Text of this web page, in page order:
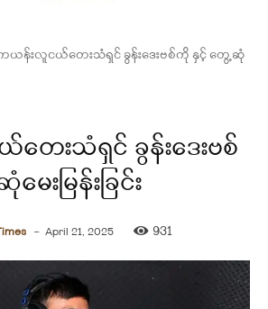
ယန်းလူငယ်တေးသံရှင် ခွန်းဒေးဗစ်ကို နှင့် တွေ့ဆုံ
ေးသံရှင် ခွန်းဒေးဗစ်
းမြန်းခြင်း
- April 21, 2025 931